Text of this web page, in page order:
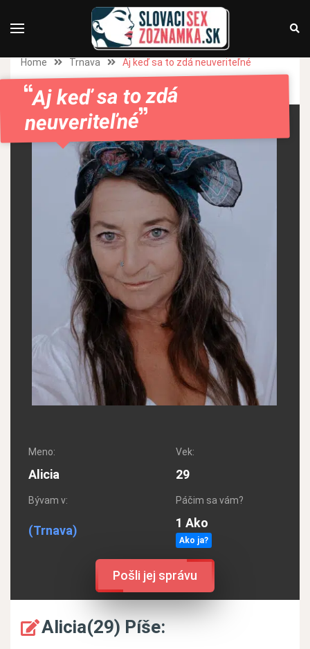
Home Trnava Aj keď sa to zdá neuveriteľné
Aj keď sa to zdá
neuveriteľné
Meno:
Alicia
Vek:
29
Bývam v:
(Trnava)
Páčim sa vám?
1 Ako
Ako ja?
Pošli jej správu
Alicia(29) Píše: